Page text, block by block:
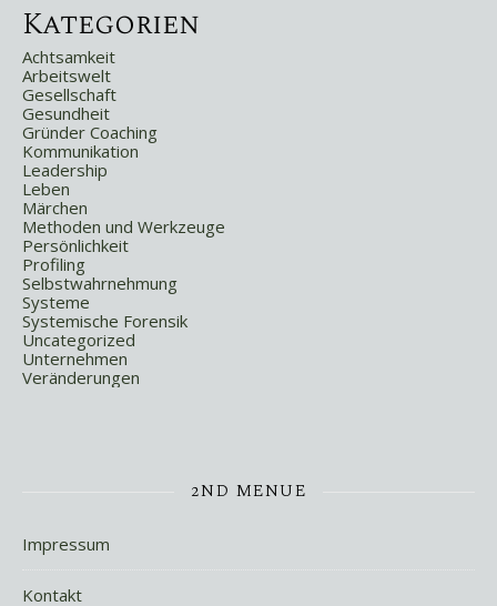
Kategorien
Achtsamkeit
Arbeitswelt
Gesellschaft
Gesundheit
Gründer Coaching
Kommunikation
Leadership
Leben
Märchen
Methoden und Werkzeuge
Persönlichkeit
Profiling
Selbstwahrnehmung
Systeme
Systemische Forensik
Uncategorized
Unternehmen
Veränderungen
2ND MENUE
Impressum
Kontakt